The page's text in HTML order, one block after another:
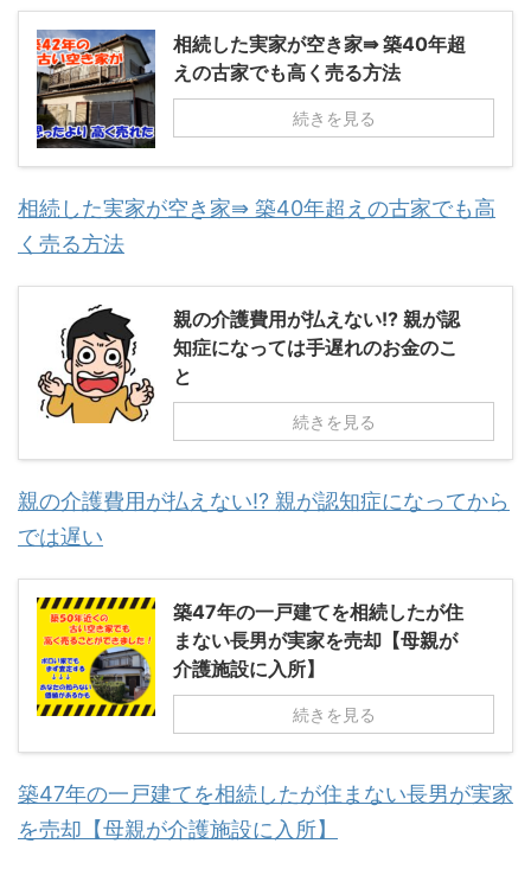
相続した実家が空き家⇛ 築40年超
えの古家でも高く売る方法
続きを見る
相続した実家が空き家⇛ 築40年超えの古家でも高
く売る方法
親の介護費用が払えない!? 親が認
知症になっては手遅れのお金のこ
と
続きを見る
親の介護費用が払えない!? 親が認知症になってから
では遅い
築47年の一戸建てを相続したが住
まない長男が実家を売却【母親が
介護施設に入所】
続きを見る
築47年の一戸建てを相続したが住まない長男が実家
を売却【母親が介護施設に入所】